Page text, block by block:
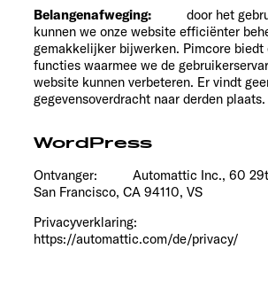
Belangenafweging: door het
kunnen we onze website efficiënter
gemakkelijker bijwerken. Pimcore biedt
functies waarmee we de
website kunnen verbeteren. Er vindt
gegevensoverdracht naar derden plaats.
WordPress
Ontvanger:
Automattic Inc., 60
San Francisco, CA 94110, VS
Privacyverklaring:
https://automattic.com/de/privacy/